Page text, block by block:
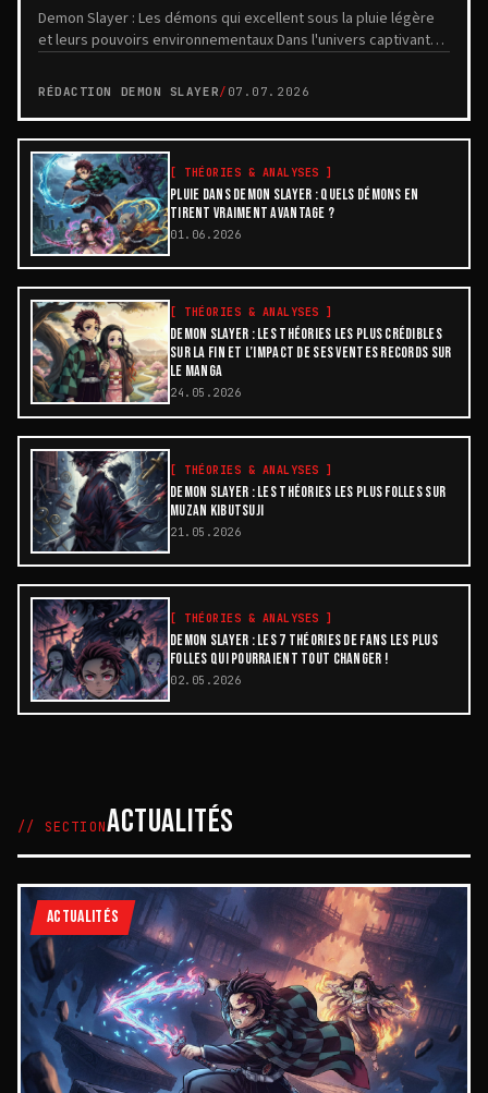
Demon Slayer : Les démons qui excellent sous la pluie légère
et leurs pouvoirs environnementaux Dans l'univers captivant
RÉDACTION DEMON SLAYER/ 07.07.2026
[ THÉORIES & ANALYSES ]
PLUIE DANS DEMON SLAYER : QUELS DÉMONS EN
TIRENT VRAIMENT AVANTAGE ?
01.06.2026
[ THÉORIES & ANALYSES ]
DEMON SLAYER : LES THÉORIES LES PLUS CRÉDIBLES
SUR LA FIN ET L’IMPACT DE SES VENTES RECORDS SUR
LE MANGA
24.05.2026
[ THÉORIES & ANALYSES ]
DEMON SLAYER : LES THÉORIES LES PLUS FOLLES SUR
MUZAN KIBUTSUJI
21.05.2026
[ THÉORIES & ANALYSES ]
DEMON SLAYER : LES 7 THÉORIES DE FANS LES PLUS
FOLLES QUI POURRAIENT TOUT CHANGER !
02.05.2026
// SECTIONACTUALITÉS
ACTUALITÉS